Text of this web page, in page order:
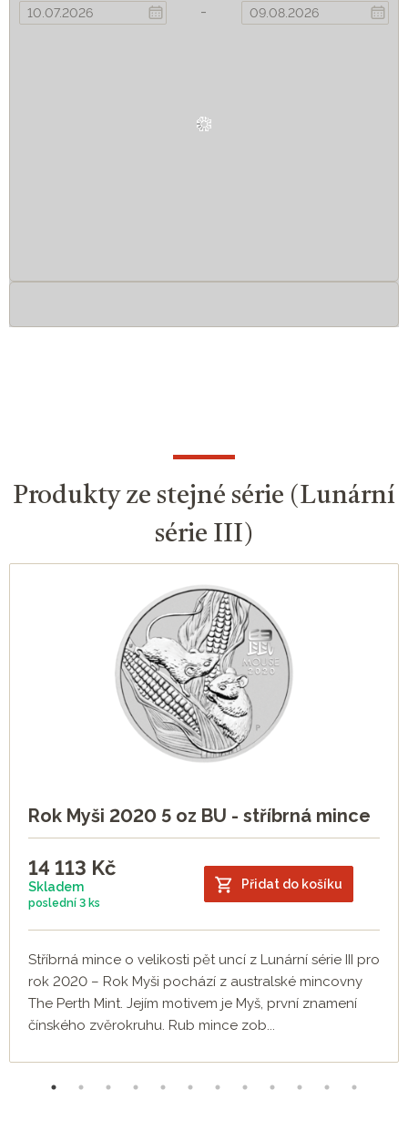
-
Produkty ze stejné série (Lunární
série III)
Rok Myši 2020 5 oz BU - stříbrná mince
14 113 Kč
Skladem
poslední 3 ks
Přidat do košíku
Stříbrná mince o velikosti pět uncí z Lunární série III pro
rok 2020 – Rok Myši pochází z australské mincovny
The Perth Mint. Jejím motivem je Myš, první znamení
čínského zvěrokruhu. Rub mince zob...